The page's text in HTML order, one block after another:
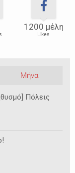
1200 μέλη
Likes
Μήνα
Πόλεις